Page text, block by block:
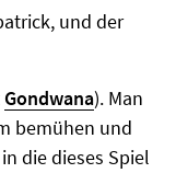
und der
Gondwana). Man
bemühen und
die dieses Spiel